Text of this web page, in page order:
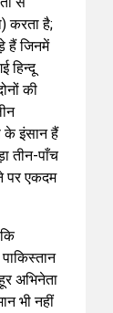
करता है;
हैं जिनमें
हिन्दू
की
के इंसान हैं
तीन-पाँच
पर एकदम
अभिनेता
भी नहीं